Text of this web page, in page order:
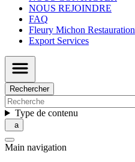
NOUS REJOINDRE
FAQ
Fleury Michon Restauration
Export Services
Rechercher
Type de contenu
Main navigation